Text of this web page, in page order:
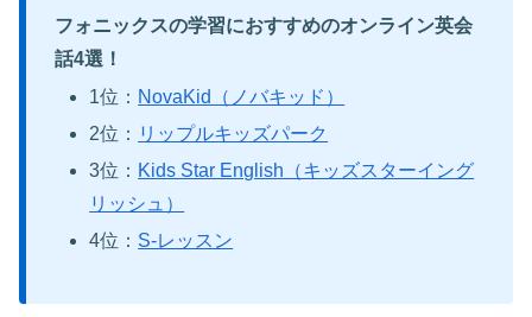
フォニックスの学習におすすめのオンライン英会
話4選！
1位： NovaKid（ノバキッド）
2位： リップルキッズパーク
3位： Kids Star English（キッズスターイング
リッシュ）
4位： S-レッスン